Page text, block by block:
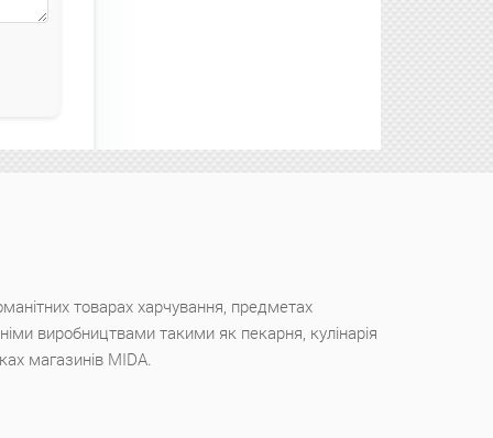
товарах харчування, предметах
виробництвами такими як пекарня, кулінарія
магазинів MIDA.